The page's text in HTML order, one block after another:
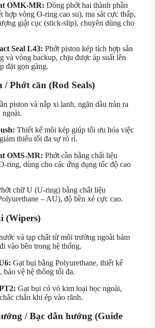
OMK-MR: Dòng phớt hai thành phần
hợp vòng O-ring cao su), ma sát cực thấp,
giật cục (stick-slip), chuyên dùng cho
Seal L43: Phớt piston kép tích hợp sẵn
và vòng backup, chịu được áp suất lên
đặt gọn gàng.
/ Phớt cần (Rod Seals)
piston và nắp xi lanh, ngăn dầu tràn ra
ngoài.
Thiết kế môi kép giúp tối ưu hóa việc
thiểu tối đa sự rò rỉ.
OMS-MR: Phớt cần bằng chất liệu
ring, dùng cho các ứng dụng tốc độ cao
chữ U (U-ring) bằng chất liệu
– AU), độ bền xé cực cao.
(Wipers)
và tạp chất từ môi trường ngoài bám
vào bên trong hệ thống.
Gạt bụi bằng Polyurethane, thiết kế
bảo vệ hệ thống tối đa.
Gạt bụi có vỏ kim loại bọc ngoài,
chắn khi ép vào rãnh.
/ Bạc dẫn hướng (Guide